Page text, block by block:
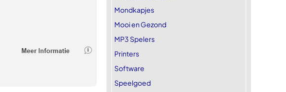
Mondkapjes
Mooi en Gezond
MP3 Spelers
Printers
Software
Speelgoed